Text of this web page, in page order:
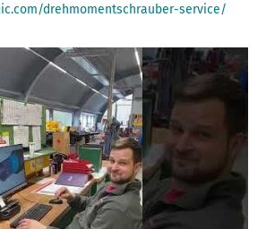
drehmomentschrauber-service/